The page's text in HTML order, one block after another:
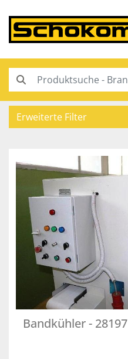
Erweiterte Filter
Hersteller
Bandkühler - 28197